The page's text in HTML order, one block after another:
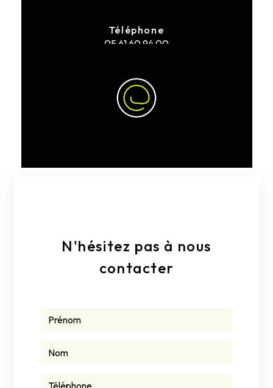
Téléphone
05 61 60 94 00
N'hésitez pas à nous
contacter